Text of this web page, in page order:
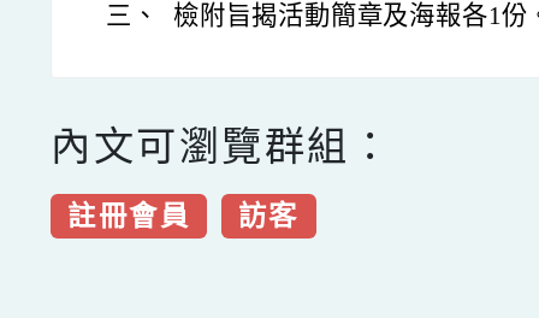
三、
檢附旨揭活動簡章及海報各1份
內文可瀏覽群組：
註冊會員 訪客